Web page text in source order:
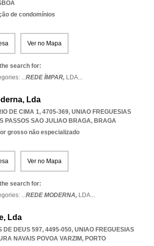
de condomínios
Ver no Mapa
search for:
...REDE ÍMPAR, LDA...
Lda
DE CIMA 1, 4705-369, UNIAO FREGUESIAS
PASSOS SAO JULIAO BRAGA, BRAGA
grosso não especializado
Ver no Mapa
search for:
...REDE MODERNA, LDA...
Lda
DE DEUS 597, 4495-050, UNIAO FREGUESIAS
NAVAIS POVOA VARZIM, PORTO